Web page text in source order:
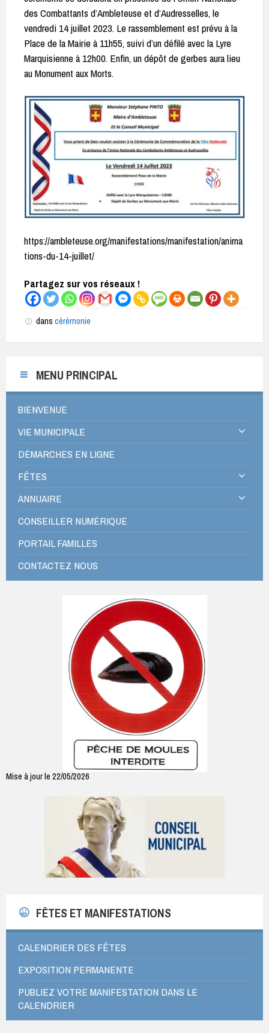
des Combattants d’Ambleteuse et d’Audresselles, le
vendredi 14 juillet 2023. Le rassemblement est prévu à la
Place de la Mairie à 11h55, suivi d’un défilé avec la Lyre
Marquisienne à 12h00. Enfin, un dépôt de gerbes aura lieu
au Monument aux Morts.
https://ambleteuse.org/manifestations/manifestation/anima
tions-du-14-juillet/
Partagez sur vos réseaux !
dans cérémonie
MENU PRINCIPAL
BIENVENUE
VIE MUNICIPALE
DÉMARCHES EN LIGNE
FÊTES
ANNUAIRE
CONSEILLER NUMÉRIQUE
PORTAIL FAMILLES
CONTACTEZ NOUS
Mise à jour le 22/05/2026
FÊTES ET MANIFESTATIONS
CALENDRIER DES FÊTES
EXPOSITION PERMANENTE
PUBLIEZ VOTRE MANIFESTATION DANS LE
CALENDRIER